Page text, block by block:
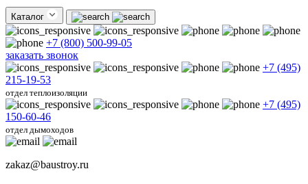
Каталог
+7 (800) 500-99-05
заказать звонок
+7 (495)
215-19-53
отдел теплоизоляции
+7 (495)
150-60-46
отдел дымоходов
zakaz@baustroy.ru